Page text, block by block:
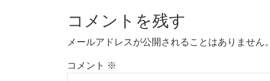
コメントを残す
メールアドレスが公開されることはありません。
コメント ※